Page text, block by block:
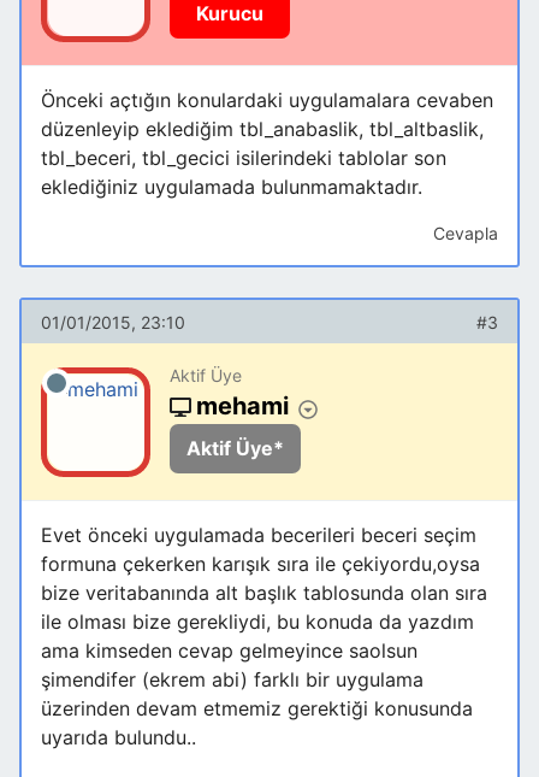
Kurucu
Önceki açtığın konulardaki uygulamalara cevaben
düzenleyip eklediğim tbl_anabaslik, tbl_altbaslik,
tbl_beceri, tbl_gecici isilerindeki tablolar son
eklediğiniz uygulamada bulunmamaktadır.
Cevapla
01/01/2015, 23:10 #3
Aktif Üye
mehami
Aktif Üye*
Evet önceki uygulamada becerileri beceri seçim
formuna çekerken karışık sıra ile çekiyordu,oysa
bize veritabanında alt başlık tablosunda olan sıra
ile olması bize gerekliydi, bu konuda da yazdım
ama kimseden cevap gelmeyince saolsun
şimendifer (ekrem abi) farklı bir uygulama
üzerinden devam etmemiz gerektiği konusunda
uyarıda bulundu..